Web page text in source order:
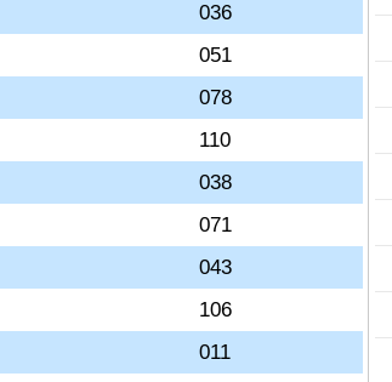
036
051
078
110
038
071
043
106
011